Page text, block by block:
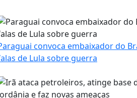
convoca embaixador do
de Lula sobre guerra